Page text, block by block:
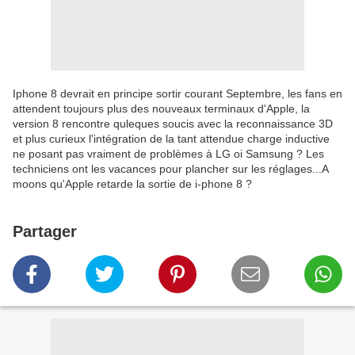
Iphone 8 devrait en principe sortir courant Septembre, les fans en
attendent toujours plus des nouveaux terminaux d'Apple, la
version 8 rencontre quleques soucis avec la reconnaissance 3D
et plus curieux l'intégration de la tant attendue charge inductive
ne posant pas vraiment de problèmes à LG oi Samsung ? Les
techniciens ont les vacances pour plancher sur les réglages...A
moons qu'Apple retarde la sortie de i-phone 8 ?
Partager